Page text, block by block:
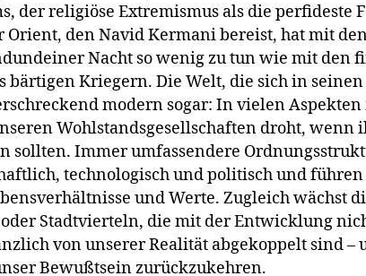
der religiöse Extremismus als die perfideste
Orient, den Navid Kermani bereist, hat mit
Nacht so wenig zu tun wie mit den
bärtigen Kriegern. Die Welt, die sich in
modern sogar: In vielen
Wohlstandsgesellschaften droht, wenn
sollten. Immer umfassendere
technologisch und politisch und
und Werte. Zugleich wächst
Stadtvierteln, die mit der Entwicklung
von unserer Realität abgekoppelt sind –
Bewußtsein zurückzukehren.